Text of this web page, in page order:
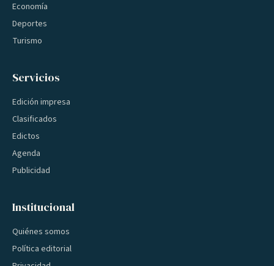
Economía
Deportes
Turismo
Servicios
Edición impresa
Clasificados
Edictos
Agenda
Publicidad
Institucional
Quiénes somos
Política editorial